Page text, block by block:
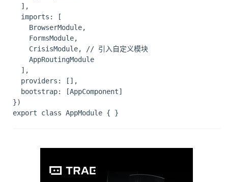
  ],
  imports: [
    BrowserModule,
    FormsModule,
    CrisisModule, // 引入自定义模块
    AppRoutingModule
  ],
  providers: [],
  bootstrap: [AppComponent]
})